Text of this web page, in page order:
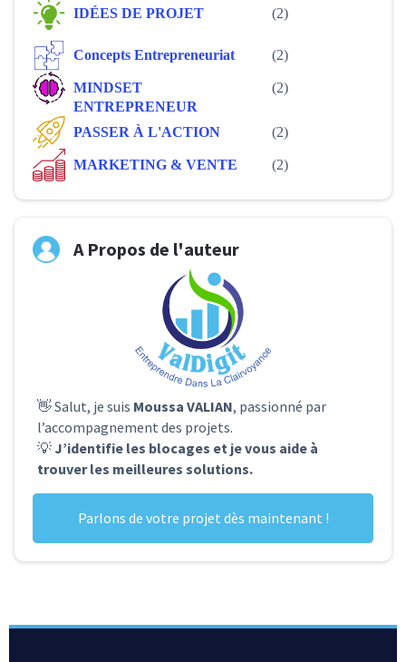
IDÉES DE PROJET (2)
Concepts Entrepreneuriat (2)
MINDSET
ENTREPRENEUR
(2)
PASSER À L'ACTION (2)
MARKETING & VENTE (2)
A Propos de l'auteur
👋 Salut, je suis Moussa VALIAN, passionné par
l’accompagnement des projets.
💡 J’identifie les blocages et je vous aide à
trouver les meilleures solutions.
Parlons de votre projet dès maintenant !